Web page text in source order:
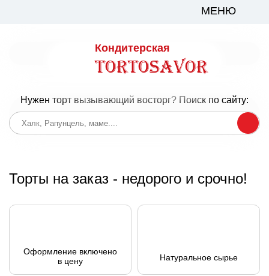
МЕНЮ
Кондитерская
TortoSavor
Нужен торт вызывающий восторг? Поиск по сайту:
Торты на заказ - недорого и срочно!
Оформление включено
в цену
Натуральное сырье